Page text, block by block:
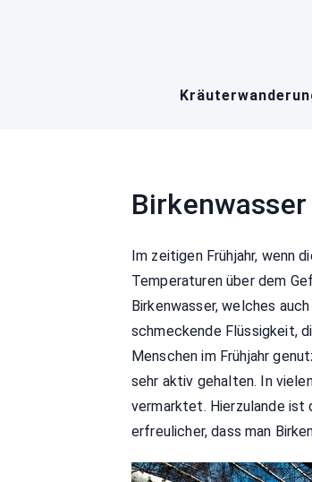
Im zeitigen Frühjahr, wenn
Temperaturen über dem
Birkenwasser, welches
schmeckende Flüssigkeit,
Menschen im Frühjahr
sehr aktiv gehalten. In
vermarktet. Hierzulande ist
erfreulicher, dass man